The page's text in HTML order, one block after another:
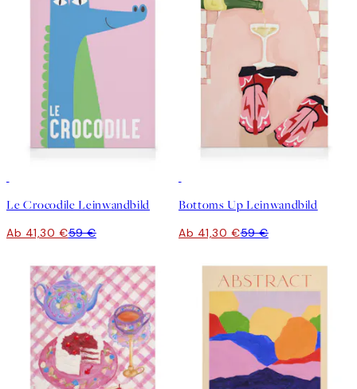
Le Crocodile Leinwandbild
Ab 41,30 €59 €
Bottoms Up Leinwandbild
Ab 41,30 €59 €